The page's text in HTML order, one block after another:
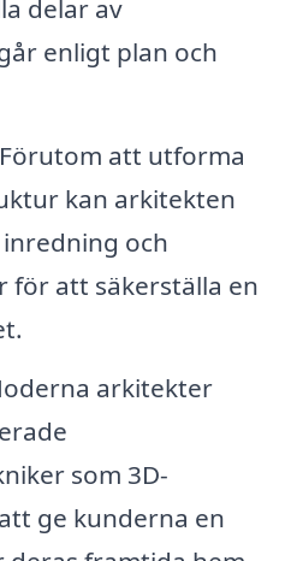
delar av
enligt plan och
Förutom att utforma
kan arkitekten
och
för att säkerställa en
arkitekter
som 3D-
ge kunderna en